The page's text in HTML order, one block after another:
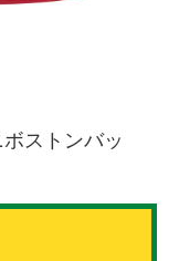
ストンバッ